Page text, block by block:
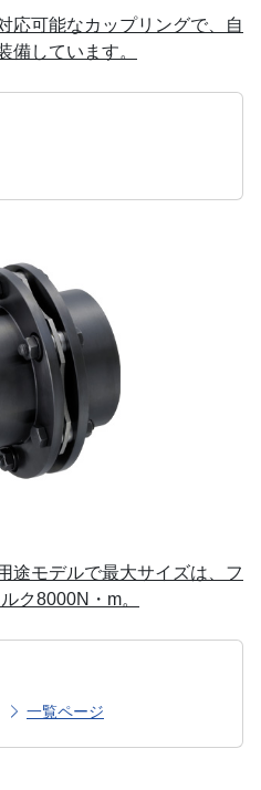
応可能なカップリングで、自
備しています。
途モデルで最大サイズは、フ
ク8000N・m。
一覧ページ